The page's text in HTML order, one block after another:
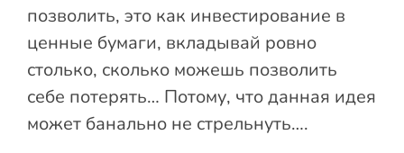
позволить, это как инвестирование в
ценные бумаги, вкладывай ровно
столько, сколько можешь позволить
себе потерять… Потому, что данная идея
может банально не стрельнуть….